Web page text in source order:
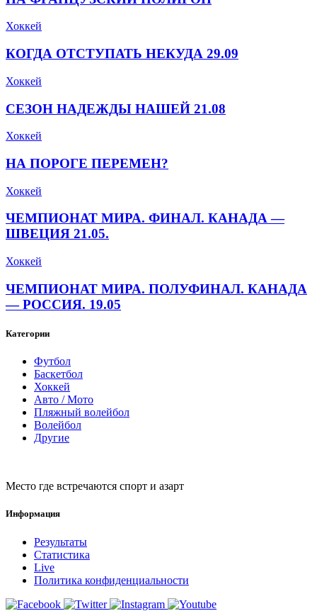
Хоккей
КОГДА ОТСТУПАТЬ НЕКУДА 29.09
Хоккей
СЕЗОН НАДЕЖДЫ НАШЕЙ 21.08
Хоккей
НА ПОРОГЕ ПЕРЕМЕН?
Хоккей
ЧЕМПИОНАТ МИРА. ФИНАЛ. КАНАДА —
ШВЕЦИЯ 21.05.
Хоккей
ЧЕМПИОНАТ МИРА. ПОЛУФИНАЛ. КАНАДА
— РОССИЯ. 19.05
Категории
Футбол
Баскетбол
Хоккей
Авто / Мото
Пляжный волейбол
Волейбол
Другие
Место где встречаются спорт и азарт
Информация
Результаты
Статистика
Live
Политика конфиденциальности